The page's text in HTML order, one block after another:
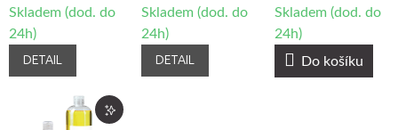
Skladem (dod. do
24h)
DETAIL
Skladem (dod. do
24h)
DETAIL
Skladem (dod. do
24h)
Do košíku